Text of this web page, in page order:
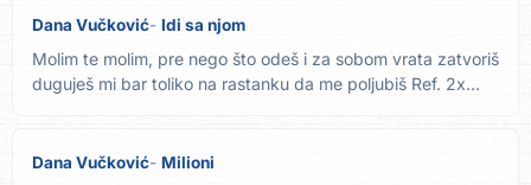
Dana Vučković Idi sa njom
Molim te molim, pre nego što odeš i za sobom vrata zatvoriš
duguješ mi bar toliko na rastanku da me poljubiš Ref. 2x
Dana Vučković Milioni